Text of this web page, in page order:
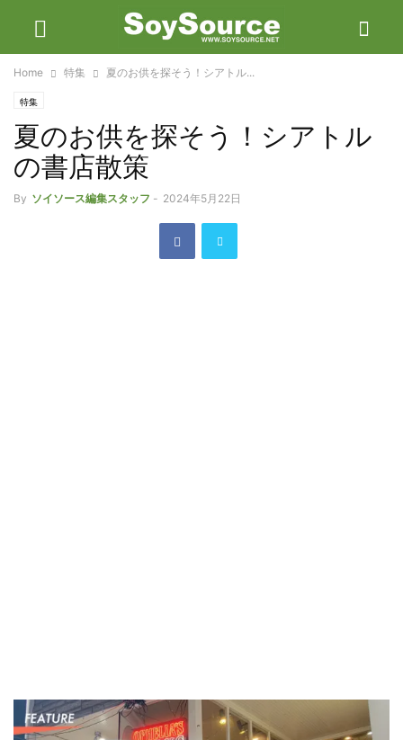
Home 特集 夏のお供を探そう！シアトル...
特集
夏のお供を探そう！シアトル
の書店散策
By ソイソース編集スタッフ - 2024年5月22日